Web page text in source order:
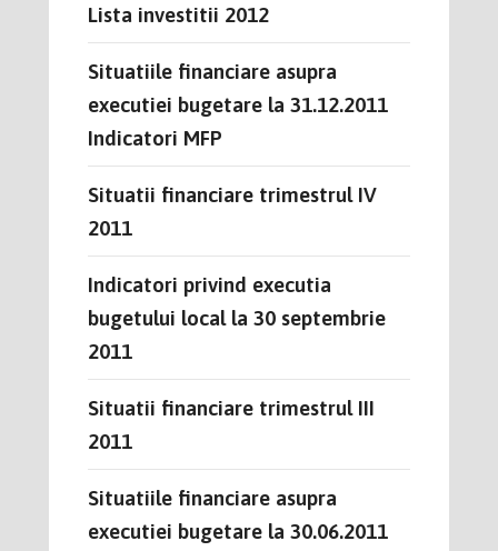
Lista investitii 2012
Situatiile financiare asupra
executiei bugetare la 31.12.2011
Indicatori MFP
Situatii financiare trimestrul IV
2011
Indicatori privind executia
bugetului local la 30 septembrie
2011
Situatii financiare trimestrul III
2011
Situatiile financiare asupra
executiei bugetare la 30.06.2011